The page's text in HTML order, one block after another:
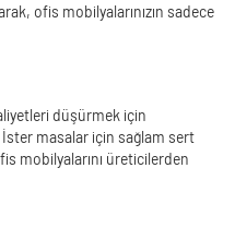
ofis mobilyalarınızın sadece
düşürmek için
İster masalar için sağlam sert
mobilyalarını üreticilerden